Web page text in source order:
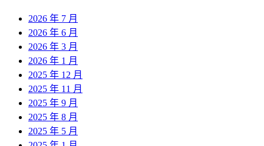
2026 年 7 月
2026 年 6 月
2026 年 3 月
2026 年 1 月
2025 年 12 月
2025 年 11 月
2025 年 9 月
2025 年 8 月
2025 年 5 月